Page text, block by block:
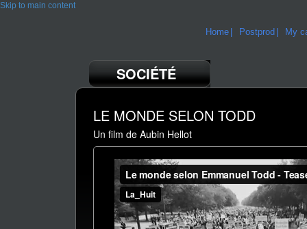
Skip to main content
Home Postprod My
SOCIÉTÉ
LE MONDE SELON TODD
Un film de Aubin Hellot